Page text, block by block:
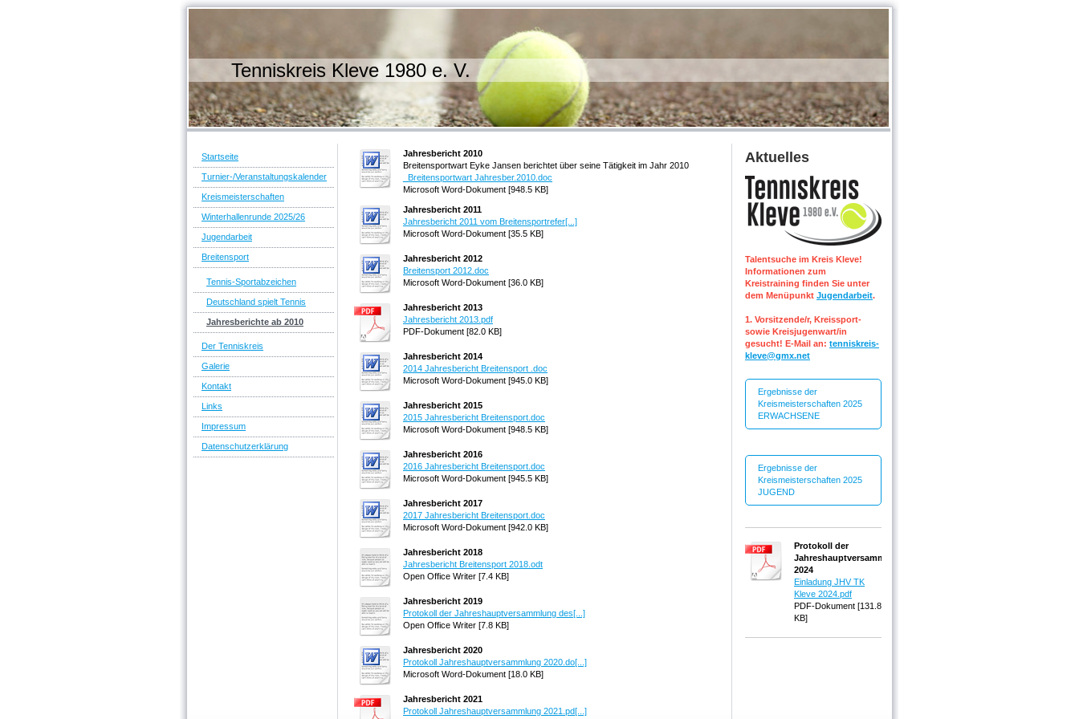
Tenniskreis Kleve 1980 e. V.
Startseite
Turnier-/Veranstaltungskalender
Kreismeisterschaften
Winterhallenrunde 2025/26
Jugendarbeit
Breitensport
Tennis-Sportabzeichen
Deutschland spielt Tennis
Jahresberichte ab 2010
Der Tenniskreis
Galerie
Kontakt
Links
Impressum
Datenschutzerklärung
Jahresbericht 2010
Breitensportwart Eyke Jansen berichtet über seine Tätigkeit im Jahr 2010
_Breitensportwart Jahresber.2010.doc
Microsoft Word-Dokument [948.5 KB]
Jahresbericht 2011
Jahresbericht 2011 vom Breitensportrefer[...]
Microsoft Word-Dokument [35.5 KB]
Jahresbericht 2012
Breitensport 2012.doc
Microsoft Word-Dokument [36.0 KB]
Jahresbericht 2013
Jahresbericht 2013.pdf
PDF-Dokument [82.0 KB]
Jahresbericht 2014
2014 Jahresbericht Breitensport .doc
Microsoft Word-Dokument [945.0 KB]
Jahresbericht 2015
2015 Jahresbericht Breitensport.doc
Microsoft Word-Dokument [948.5 KB]
Jahresbericht 2016
2016 Jahresbericht Breitensport.doc
Microsoft Word-Dokument [945.5 KB]
Jahresbericht 2017
2017 Jahresbericht Breitensport.doc
Microsoft Word-Dokument [942.0 KB]
Jahresbericht 2018
Jahresbericht Breitensport 2018.odt
Open Office Writer [7.4 KB]
Jahresbericht 2019
Protokoll der Jahreshauptversammlung des[...]
Open Office Writer [7.8 KB]
Jahresbericht 2020
Protokoll Jahreshauptversammlung 2020.do[...]
Microsoft Word-Dokument [18.0 KB]
Jahresbericht 2021
Protokoll Jahreshauptversammlung 2021.pd[...]
Aktuelles
Talentsuche im Kreis Kleve!
Informationen zum
Kreistraining finden Sie unter
dem Menüpunkt Jugendarbeit.
1. Vorsitzende/r, Kreissport-
sowie Kreisjugenwart/in
gesucht! E-Mail an: tenniskreis-
kleve@gmx.net
Ergebnisse der
Kreismeisterschaften 2025
ERWACHSENE
Ergebnisse der
Kreismeisterschaften 2025
JUGEND
Protokoll der
Jahreshauptversammlung
2024
Einladung JHV TK
Kleve 2024.pdf
PDF-Dokument [131.8
KB]